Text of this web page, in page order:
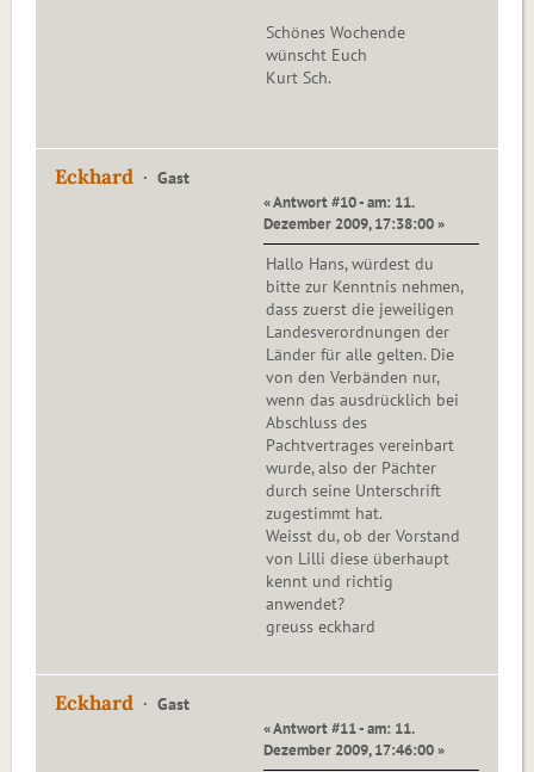
Schönes Wochende
wünscht Euch
Kurt Sch.
Eckhard Gast
« Antwort #10 - am: 11.
Dezember 2009, 17:38:00 »
Hallo Hans, würdest du
bitte zur Kenntnis nehmen,
dass zuerst die jeweiligen
Landesverordnungen der
Länder für alle gelten. Die
von den Verbänden nur,
wenn das ausdrücklich bei
Abschluss des
Pachtvertrages vereinbart
wurde, also der Pächter
durch seine Unterschrift
zugestimmt hat.
Weisst du, ob der Vorstand
von Lilli diese überhaupt
kennt und richtig
anwendet?
greuss eckhard
Eckhard Gast
« Antwort #11 - am: 11.
Dezember 2009, 17:46:00 »